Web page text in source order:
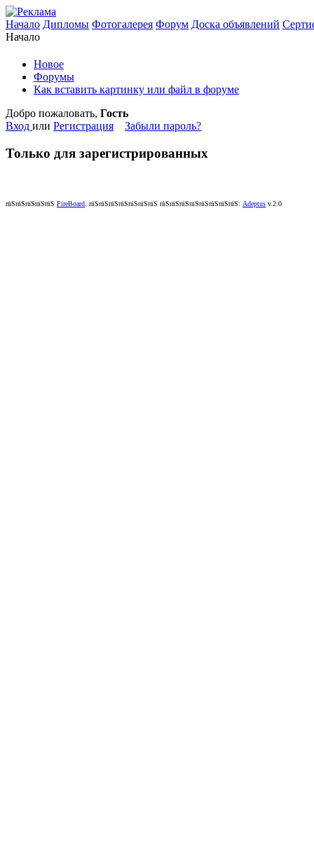
Начало Дипломы Фотогалерея Форум Доска объявлений
Начало
Новое
Форумы
Как вставить картинку или файл в форуме
Добро пожаловать, Гость
Вход или Регистрация Забыли пароль?
Только для зарегистрированных
пїЅпїЅпїЅпїЅпїЅ FireBoard. пїЅпїЅпїЅпїЅпїЅпїЅпїЅ пїЅпїЅпїЅпїЅпїЅпїЅпїЅпїЅ: Adeptus v.2.0